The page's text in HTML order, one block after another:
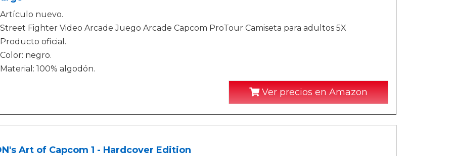
Artículo nuevo.
Street Fighter Video Arcade Juego Arcade Capcom ProTour Camiseta para adultos 5X
Producto oficial.
Color: negro.
Material: 100% algodón.
Ver precios en Amazon
Art of Capcom 1 - Hardcover Edition